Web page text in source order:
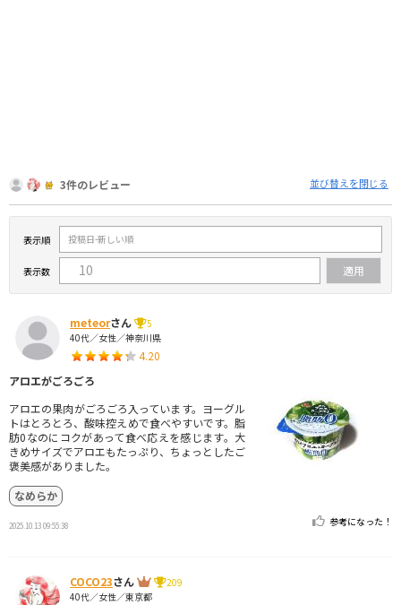
3件のレビュー 並び替えを閉じる
表示順
表示数
meteorさん
5
40代／女性／神奈川県
4.20
アロエがごろごろ
アロエの果肉がごろごろ入っています。ヨーグル
トはとろとろ、酸味控えめで食べやすいです。脂
肪0なのにコクがあって食べ応えを感じます。大
きめサイズでアロエもたっぷり、ちょっとしたご
褒美感がありました。
なめらか
2025.10.13 09:55:38 参考になった！
COCO23さん
209
40代／女性／東京都